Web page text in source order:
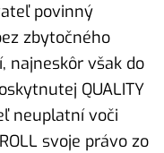
povinný
zbytočného
najneskôr však do
QUALITY
neuplatní voči
svoje právo zo